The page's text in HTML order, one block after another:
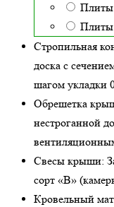
Плиты
Плиты
Стропильная
доска с
шагом укладки
Обрешетка
нестроганной
Свесы крыши:
сорт «В»
Кровельный